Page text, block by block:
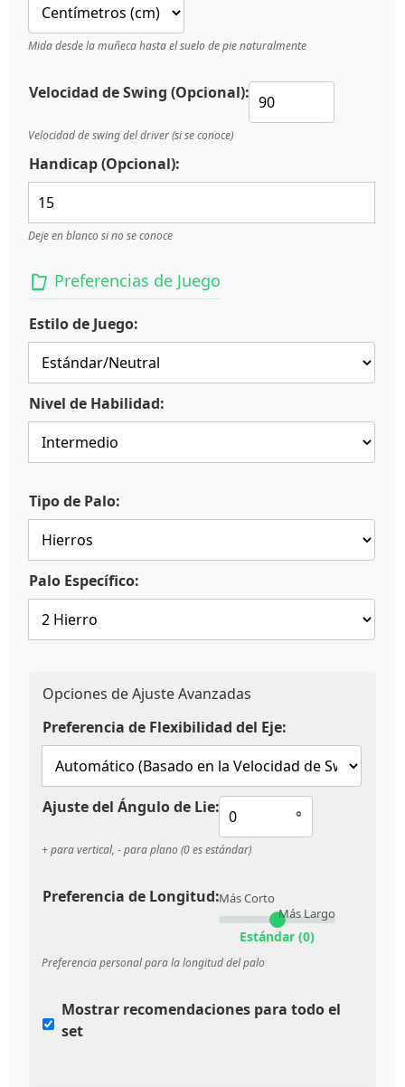
Mida desde la muñeca hasta el suelo de pie naturalmente
Velocidad de Swing (Opcional):
Velocidad de swing del driver (si se conoce)
Handicap (Opcional):
Deje en blanco si no se conoce
Preferencias de Juego
Estilo de Juego:
Nivel de Habilidad:
Tipo de Palo:
Palo Específico:
Opciones de Ajuste Avanzadas
Preferencia de Flexibilidad del Eje:
Ajuste del Ángulo de Lie: °
+ para vertical, - para plano (0 es estándar)
Preferencia de Longitud:Más Corto
Más Largo
Estándar (0)
Preferencia personal para la longitud del palo
Mostrar recomendaciones para todo el
set